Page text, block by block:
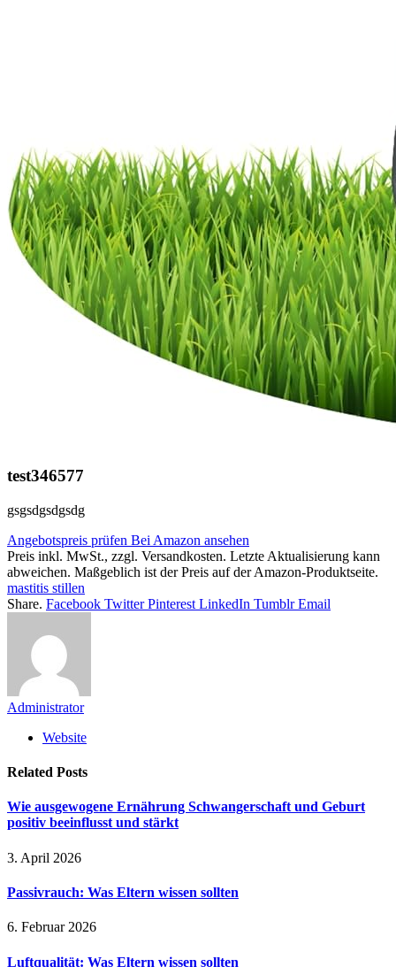
test346577
gsgsdgsdgsdg
Angebotspreis prüfen Bei Amazon ansehen
Preis inkl. MwSt., zzgl. Versandkosten. Letzte Aktualisierung kann
abweichen. Maßgeblich ist der Preis auf der Amazon-Produktseite.
mastitis stillen
Share. Facebook Twitter Pinterest LinkedIn Tumblr Email
Administrator
Website
Related Posts
Wie ausgewogene Ernährung Schwangerschaft und Geburt
positiv beeinflusst und stärkt
3. April 2026
Passivrauch: Was Eltern wissen sollten
6. Februar 2026
Luftqualität: Was Eltern wissen sollten